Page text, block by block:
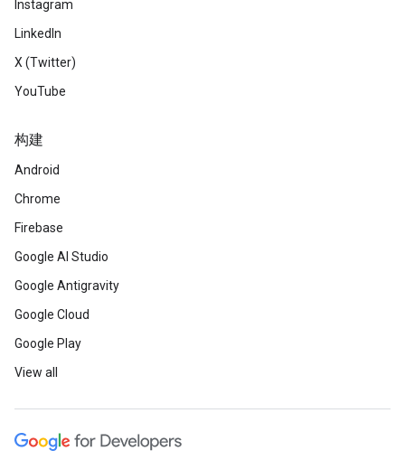
Instagram
LinkedIn
X (Twitter)
YouTube
构建
Android
Chrome
Firebase
Google AI Studio
Google Antigravity
Google Cloud
Google Play
View all